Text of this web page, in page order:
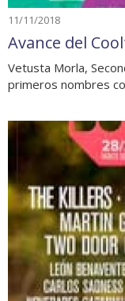
11/11/2018
Avance del
Vetusta Morla,
primeros nombres